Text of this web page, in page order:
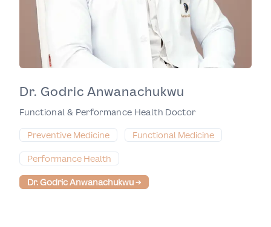
Dr. Godric Anwanachukwu
Functional & Performance Health Doctor
Preventive Medicine
Functional Medicine
Performance Health
Dr. Godric Anwanachukwu→